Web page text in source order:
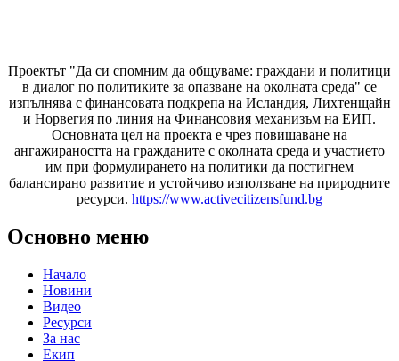
Проектът "Да си спомним да общуваме: граждани и политици
в диалог по политиките за опазване на околната среда" се
изпълнява с финансовата подкрепа на Исландия, Лихтенщайн
и Норвегия по линия на Финансовия механизъм на ЕИП.
Основната цел на проекта е чрез повишаване на
ангажираността на гражданите с околната среда и участието
им при формулирането на политики да постигнем
балансирано развитие и устойчиво използване на природните
ресурси. https://www.activecitizensfund.bg
Основно меню
Начало
Новини
Видео
Ресурси
За нас
Екип